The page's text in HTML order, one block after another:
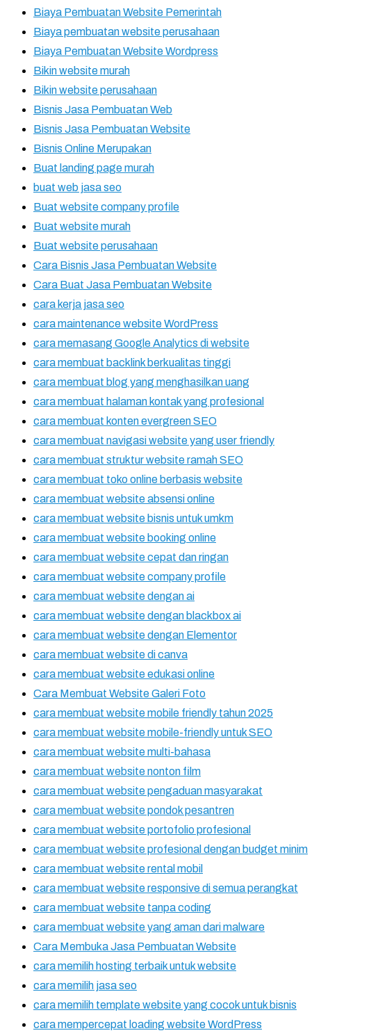
Biaya Pembuatan Website Pemerintah
Biaya pembuatan website perusahaan
Biaya Pembuatan Website Wordpress
Bikin website murah
Bikin website perusahaan
Bisnis Jasa Pembuatan Web
Bisnis Jasa Pembuatan Website
Bisnis Online Merupakan
Buat landing page murah
buat web jasa seo
Buat website company profile
Buat website murah
Buat website perusahaan
Cara Bisnis Jasa Pembuatan Website
Cara Buat Jasa Pembuatan Website
cara kerja jasa seo
cara maintenance website WordPress
cara memasang Google Analytics di website
cara membuat backlink berkualitas tinggi
cara membuat blog yang menghasilkan uang
cara membuat halaman kontak yang profesional
cara membuat konten evergreen SEO
cara membuat navigasi website yang user friendly
cara membuat struktur website ramah SEO
cara membuat toko online berbasis website
cara membuat website absensi online
cara membuat website bisnis untuk umkm
cara membuat website booking online
cara membuat website cepat dan ringan
cara membuat website company profile
cara membuat website dengan ai
cara membuat website dengan blackbox ai
cara membuat website dengan Elementor
cara membuat website di canva
cara membuat website edukasi online
Cara Membuat Website Galeri Foto
cara membuat website mobile friendly tahun 2025
cara membuat website mobile-friendly untuk SEO
cara membuat website multi-bahasa
cara membuat website nonton film
cara membuat website pengaduan masyarakat
cara membuat website pondok pesantren
cara membuat website portofolio profesional
cara membuat website profesional dengan budget minim
cara membuat website rental mobil
cara membuat website responsive di semua perangkat
cara membuat website tanpa coding
cara membuat website yang aman dari malware
Cara Membuka Jasa Pembuatan Website
cara memilih hosting terbaik untuk website
cara memilih jasa seo
cara memilih template website yang cocok untuk bisnis
cara mempercepat loading website WordPress